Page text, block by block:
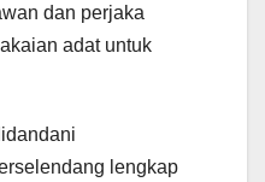
dan perjaka
adat untuk
lengkap